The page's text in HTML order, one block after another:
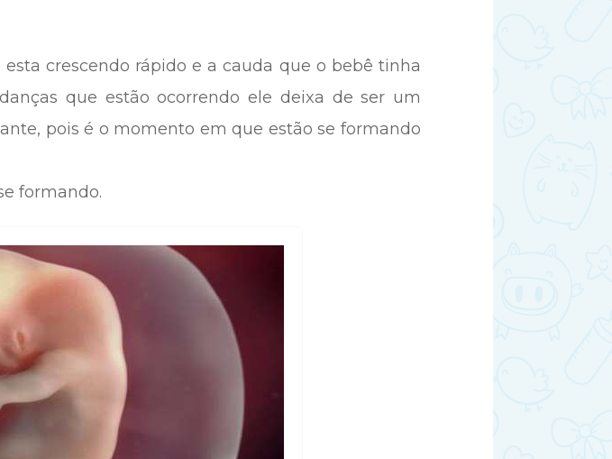
esta crescendo rápido e a cauda que o bebê tinha
que estão ocorrendo ele deixa de ser um
pois é o momento em que estão se formando
formando.